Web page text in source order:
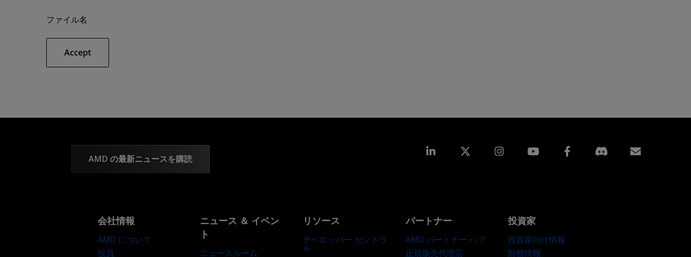
ファイル名
Accept
AMD の最新ニュースを購読
Linkedin Instagram Facebook
会社情報
AMD について
役員
ニュース ＆ イベン
ト
ニュースルーム
リソース
デベロッパー セントラ
ル
パートナー
AMD パートナー ハブ
正規販売代理店
投資家
投資家向け情報
財務情報